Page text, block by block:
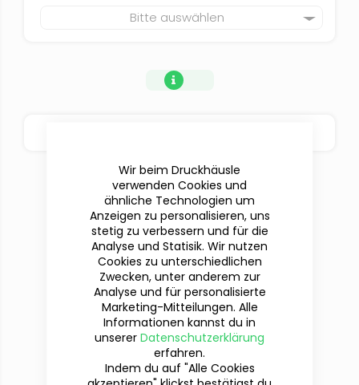
Bitte auswählen
Du hast Fragen?
Wir sind für dich da!
Wir beim Druckhäusle
verwenden Cookies und
ähnliche Technologien um
Anzeigen zu personalisieren, uns
stetig zu verbessern und für die
Analyse und Statisik. Wir nutzen
Cookies zu unterschiedlichen
Zwecken, unter anderem zur
Analyse und für personalisierte
Marketing-Mitteilungen. Alle
Informationen kannst du in
unserer Datenschutzerklärung
erfahren.
Indem du auf "Alle Cookies